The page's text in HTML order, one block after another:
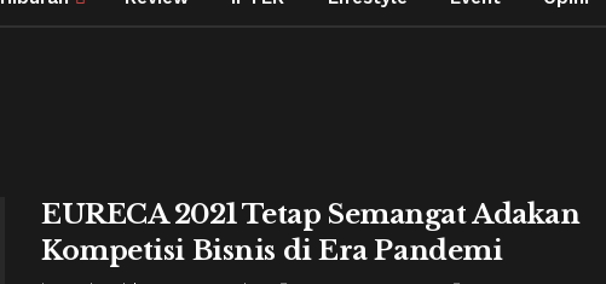
EURECA 2021 Tetap Semangat Adakan
Kompetisi Bisnis di Era Pandemi